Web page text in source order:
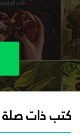
كتب ذات صلة